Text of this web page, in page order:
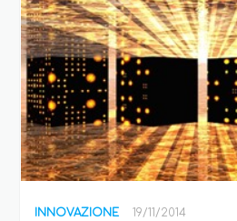
INNOVAZIONE 19/11/2014